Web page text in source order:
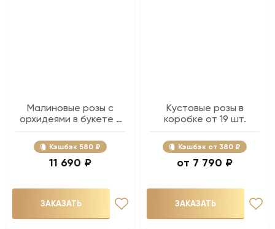
Малиновые розы с
орхидеями в букете -
51 шт.
Кэшбэк 580 ₽
11 690 ₽
ЗАКАЗАТЬ
Кустовые розы в
коробке от 19 шт.
Кэшбэк 380 ₽
7 790 ₽
ЗАКАЗАТЬ